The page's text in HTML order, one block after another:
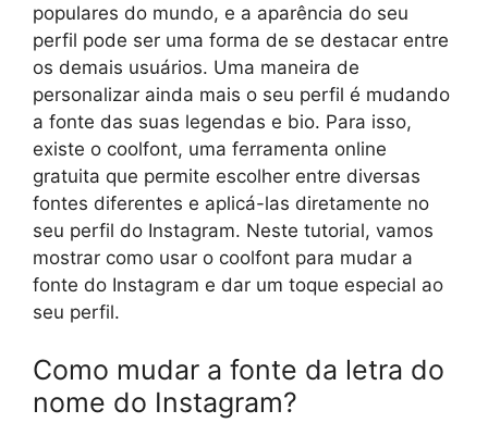
populares do mundo, e a aparência do seu
perfil pode ser uma forma de se destacar entre
os demais usuários. Uma maneira de
personalizar ainda mais o seu perfil é mudando
a fonte das suas legendas e bio. Para isso,
existe o coolfont, uma ferramenta online
gratuita que permite escolher entre diversas
fontes diferentes e aplicá-las diretamente no
seu perfil do Instagram. Neste tutorial, vamos
mostrar como usar o coolfont para mudar a
fonte do Instagram e dar um toque especial ao
seu perfil.
Como mudar a fonte da letra do
nome do Instagram?